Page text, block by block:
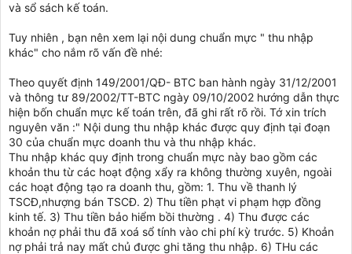
và sổ sách kế toán.
Tuy nhiên , bạn nên xem lại nội dung chuẩn mực " thu nhập
khác" cho nắm rõ vấn đề nhé:
Theo quyết định 149/2001/QĐ- BTC ban hành ngày 31/12/2001
và thông tư 89/2002/TT-BTC ngày 09/10/2002 hướng dẫn thực
hiện bốn chuẩn mực kế toán trên, đã ghi rất rõ rồi. Tớ xin trích
nguyên văn :" Nội dung thu nhập khác được quy định tại đoạn
30 của chuẩn mực doanh thu và thu nhập khác.
Thu nhập khác quy định trong chuẩn mực này bao gồm các
khoản thu từ các hoạt động xẩy ra không thường xuyên, ngoài
các hoạt động tạo ra doanh thu, gồm: 1. Thu về thanh lý
TSCĐ,nhượng bán TSCĐ. 2) Thu tiền phạt vi phạm hợp đồng
kinh tế. 3) Thu tiền bảo hiểm bồi thường . 4) Thu được các
khoản nợ phải thu đã xoá sổ tính vào chi phí kỳ trước. 5) Khoản
nợ phải trả nay mất chủ được ghi tăng thu nhập. 6) THu các